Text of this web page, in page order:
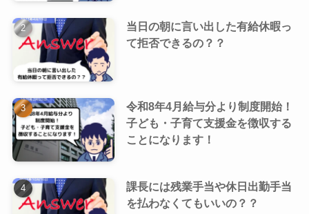
当日の朝に言い出した有給休暇っ
て拒否できるの？？
令和8年4月給与分より制度開始！
子ども・子育て支援金を徴収する
ことになります！
課長には残業手当や休日出勤手当
を払わなくてもいいの？？